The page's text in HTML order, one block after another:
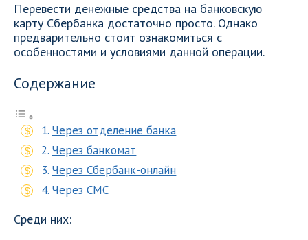
Перевести денежные средства на банковскую
карту Сбербанка достаточно просто. Однако
предварительно стоит ознакомиться с
особенностями и условиями данной операции.
Содержание
Через отделение банка
Через банкомат
Через Сбербанк-онлайн
Через СМС
Среди них: